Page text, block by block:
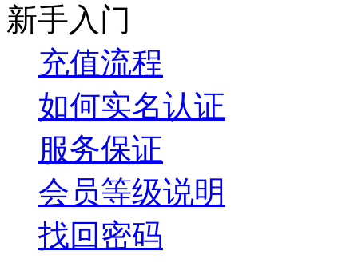
新手入门
充值流程
如何实名认证
服务保证
会员等级说明
找回密码